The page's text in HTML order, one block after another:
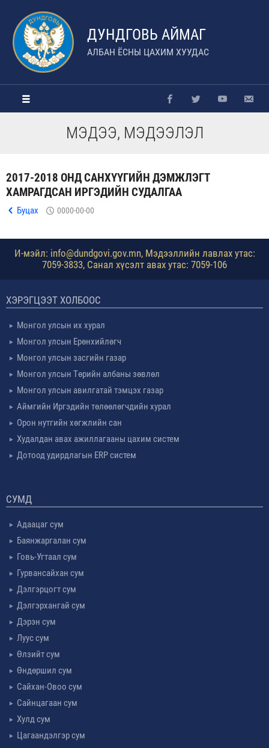
ДУНДГОВЬ АЙМАГ
АЛБАН ЁСНЫ ЦАХИМ ХУУДАС
МЭДЭЭ, МЭДЭЭЛЭЛ
2017-2018 ОНД САНХҮҮГИЙН ДЭМЖЛЭГТ
ХАМРАГДСАН ИРГЭДИЙН СУДАЛГАА
Буцах 0000-00-00
И-мэйл: info@dundgovi.gov.mn, Мэдээллийн лавлах утас:
7059-3833, Санал хүсэлт авах утас: 7059-106
ХЭРЭГЦЭЭТ ХОЛБООС
Монгол улсын их хурал
Монгол улсын Ерөнхийлөгч
Монгол улсын засгийн газар
Монгол улсын Төрийн албаны зөвлөл
Монгол улсын авилгатай тэмцэх газар
Аймгийн Иргэдийн төлөөлөгчдийн хурал
Орон нутгийн хөгжлийн сан
Худалдан авах ажиллагааны цахим систем
Дотоод удирдлагын ERP систем
СУМД
Адаацаг сум
Баянжаргалан сум
Говь-Угтаал сум
Гурвансайхан сум
Дэлгэрцогт сум
Дэлгэрхангай сум
Дэрэн сум
Луус сум
Өлзийт сум
Өндөршил сум
Сайхан-Овоо сум
Сайнцагаан сум
Хулд сум
Цагаандэлгэр сум